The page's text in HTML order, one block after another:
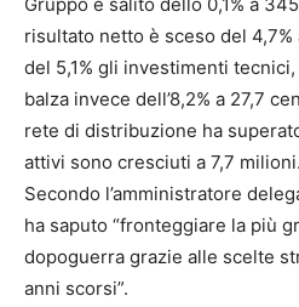
Gruppo è salito dello 0,1% a
risultato netto è sceso del
del 5,1% gli investimenti
balza invece dell’8,2% a 27,7
rete di distribuzione ha
attivi sono cresciuti a 7,7 milioni.
Secondo l’amministratore
ha saputo “fronteggiare la più
dopoguerra grazie alle scelte
anni scorsi”.